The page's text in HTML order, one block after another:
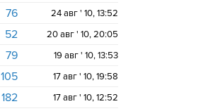
76
24 авг ' 10, 13:52
52
20 авг ' 10, 20:05
79
19 авг ' 10, 13:53
105
17 авг ' 10, 19:58
182
17 авг ' 10, 12:52